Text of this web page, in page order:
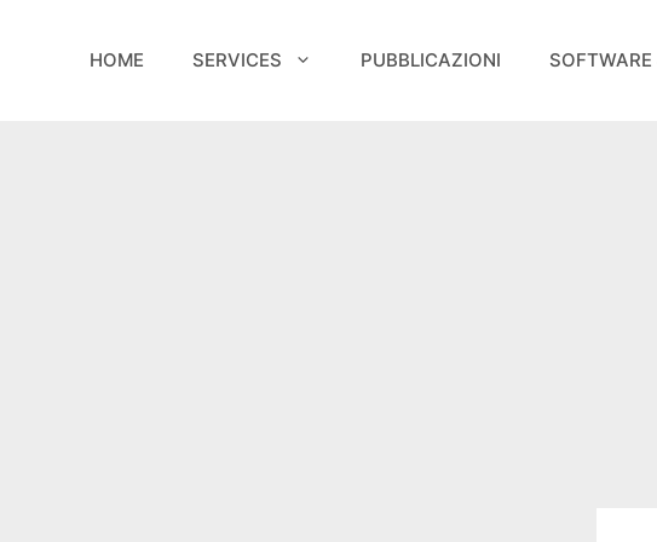
HOME SERVICES PUBBLICAZIONI